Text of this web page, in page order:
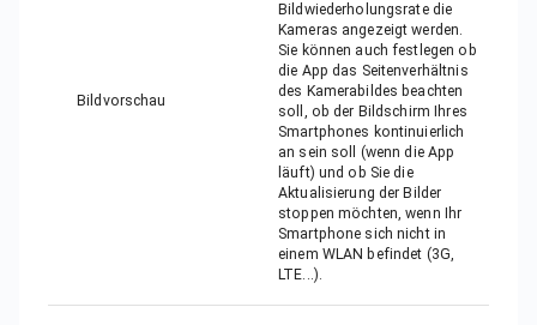
Bildvorschau
Bildwiederholungsrate die
Kameras angezeigt werden.
Sie können auch festlegen ob
die App das Seitenverhältnis
des Kamerabildes beachten
soll, ob der Bildschirm Ihres
Smartphones kontinuierlich
an sein soll (wenn die App
läuft) und ob Sie die
Aktualisierung der Bilder
stoppen möchten, wenn Ihr
Smartphone sich nicht in
einem WLAN befindet (3G,
LTE...).